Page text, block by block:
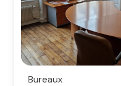
Bureaux